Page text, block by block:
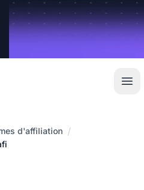
d'affiliation /